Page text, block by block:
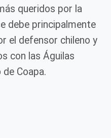
queridos por la
debe principalmente
el defensor chileno y
con las Águilas
Coapa.